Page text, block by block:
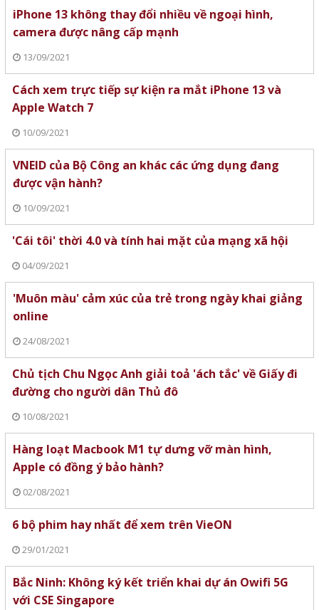
iPhone 13 không thay đổi nhiều về ngoại hình,
camera được nâng cấp mạnh
13/09/2021
Cách xem trực tiếp sự kiện ra mắt iPhone 13 và
Apple Watch 7
10/09/2021
VNEID của Bộ Công an khác các ứng dụng đang
được vận hành?
10/09/2021
'Cái tôi' thời 4.0 và tính hai mặt của mạng xã hội
04/09/2021
'Muôn màu' cảm xúc của trẻ trong ngày khai giảng
online
24/08/2021
Chủ tịch Chu Ngọc Anh giải toả 'ách tắc' về Giấy đi
đường cho người dân Thủ đô
10/08/2021
Hàng loạt Macbook M1 tự dưng vỡ màn hình,
Apple có đồng ý bảo hành?
02/08/2021
6 bộ phim hay nhất để xem trên VieON
29/01/2021
Bắc Ninh: Không ký kết triển khai dự án Owifi 5G
với CSE Singapore